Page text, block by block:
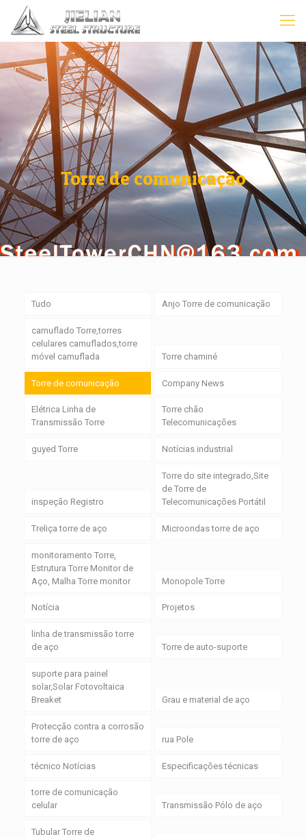
Torre de comunicação
Tudo Anjo Torre de comunicação
camuflado Torre,torres
celulares camuflados,torre
móvel camuflada
Torre chaminé
Torre de comunicação Company News
Elétrica Linha de
Transmissão Torre
Torre chão
Telecomunicações
guyed Torre Notícias industrial
inspeção Registro
Torre do site integrado,Site
de Torre de
Telecomunicações Portátil
Treliça torre de aço Microondas torre de aço
monitoramento Torre,
Estrutura Torre Monitor de
Aço, Malha Torre monitor
Monopole Torre
Notícia Projetos
linha de transmissão torre
de aço
Torre de auto-suporte
suporte para painel
solar,Solar Fotovoltaica
Breaket
Grau e material de aço
Protecção contra a corrosão
torre de aço
rua Pole
técnico Notícias Especificações técnicas
torre de comunicação
celular
Transmissão Pólo de aço
Tubular Torre de